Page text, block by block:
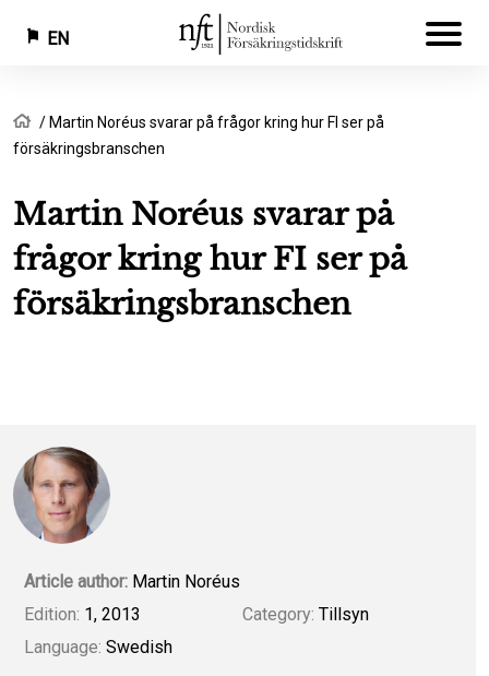
Skip
to
content
EN
Breadcrumb
Home
Martin Noréus svarar på frågor kring hur FI ser på
försäkringsbranschen
Martin Noréus svarar på
frågor kring hur FI ser på
försäkringsbranschen
Article author: Martin Noréus
Edition: 1, 2013
Language: Swedish
Category: Tillsyn